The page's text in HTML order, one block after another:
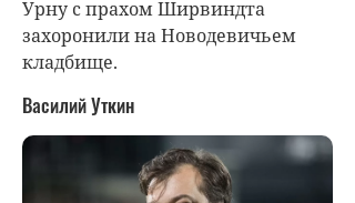
Урну с прахом Ширвиндта
захоронили на Новодевичьем
кладбище.
Василий Уткин